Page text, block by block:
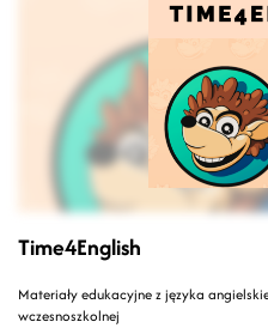
Time4English
Materiały edukacyjne z języka
wczesnoszkolnej